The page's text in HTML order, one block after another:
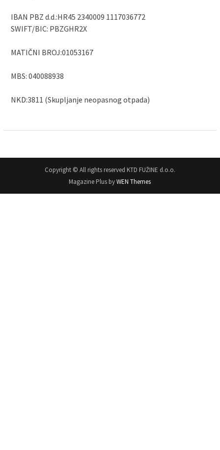
IBAN PBZ d.d.:HR45 2340009 1117036772
SWIFT/BIC: PBZGHR2X
MATIČNI BROJ:01053167
MBS: 040088938
NKD:3811 (Skupljanje neopasnog otpada)
Copyright © All rights reserved KTD FUŽINE d.o.o.
Magazine Plus byWEN Themes